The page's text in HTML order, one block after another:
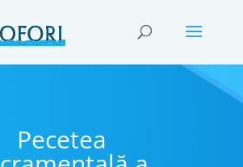
Pecetea